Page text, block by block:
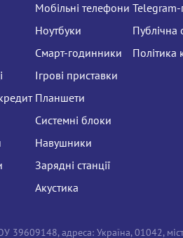
Мобільні телефони
Ноутбуки
Смарт-годинники
Ігрові приставки
Планшети
Системні блоки
Навушники
Зарядні станції
Акустика
Публічна
Політика
адреса: Україна, 01042,